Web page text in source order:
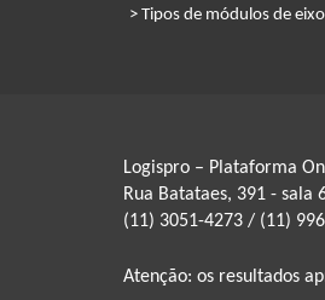
> Tipos de módulos de
Logispro – Plataforma
Rua Batataes, 391 - sala
(11) 3051-4273 / (11)
Atenção: os resultados